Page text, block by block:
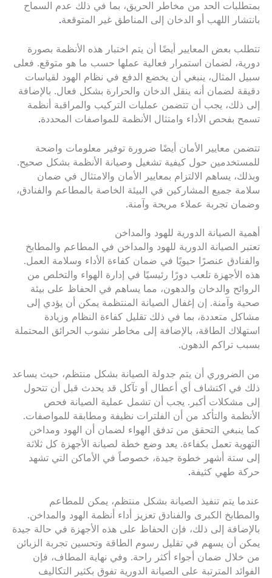
بمتطلبات الحد من مخاطر الحريق، بما في ذلك عدم السماح
بانتشار اللهب أو الدخان إلى المناطق غير المتوقعة.
تتطلب بعض المعايير أيضًا أن يتم اختبار هذه الأنظمة بصورة
دورية، لضمان استمرار فعالية عملها حسب ما هو متوقع. فعلى
سبيل المثال، ينبغي أن يخضع الدفع في نظام الهود لقياسات
دقيقة لضمان أنه ينقل الدخان والحرارة بشكل فعال. بالإضافة
إلى ذلك، يجب أن تتضمن عمليات التركيب والمراقبة أنظمة
تسمح بفحص الأداء وامتثال الأنظمة للمواصفات المحددة.
تتضمن معايير الأمان أيضًا ضرورة توفير معلومات واضحة
للمستخدمين حول كيفية تشغيل وصيانة الأنظمة بشكل صحيح.
وبذلك، يساهم الالتزام بمعايير الأمان والامتثال في ضمان
سلامة جميع المشاركين في البيئة الخاصة بالمطاعم والفنادق،
وضمان تجربة عملاء مريحة وآمنة.
أهمية الصيانة الدورية للهود والمداخن
تعتبر الصيانة الدورية للهود والمداخن في المطاعم والمطابخ
والفنادق عنصرًا حيويًا في ضمان كفاءة الأداء وسلامة العمل.
هذه الأجهزة تلعب دورًا رئيسيًا في إدارة الهواء والتخلص من
الروائح والدخان والدهون، مما يساهم في الحفاظ على بيئة
صحية وآمنة. إن إغفال الصيانة المنتظمة يمكن أن يؤدي إلى
مشاكل متعددة، بما في ذلك تقليل كفاءة النظام وزيادة
استهلاك الطاقة، بالإضافة إلى مخاطر نشوب الحرائق المحتملة
بسبب تراكم الدهون.
من الضروري أن يتم جدولة الصيانة بشكل منتظم، حيث يساعد
ذلك في اكتشاف أي أعطال أو تآكل قد يحدث قبل أن تتحول
إلى مشكلات أكبر. يجب أن تشمل عملية الصيانة فحص
الأنظمة والتأكد من أن الفلترات نظيفة ومطابقة للمواصفات.
كما ينبغي التحقق من تدفق الهواء لضمان أن الهود ومداخن
التهوية تعمل بكفاءة. يعد وضع خطة لصيانة الأجهزة كل ثلاثة
إلى ستة أشهر خطوة جيدة، خصوصاً في الأماكن التي تشهد
حركة طهي كثيفة.
عندما يتم تنفيذ الصيانة بشكل منتظم، يمكن للمطاعم
والمطابخ الكبرى والفنادق تعزيز أداء أنظمة الهود والمداخن.
بالإضافة إلى ذلك، فإن الحفاظ على هذه الأجهزة في حالة جيدة
يمكن أن يسهم في تقليل رسوم الطاقة وتحسين تجربة الزبائن
من خلال ضمان أجواء أكثر راحة. وفي نهاية المطاف، فإن
الفوائد المترتبة على الصيانة الدورية تفوق بكثير التكاليف